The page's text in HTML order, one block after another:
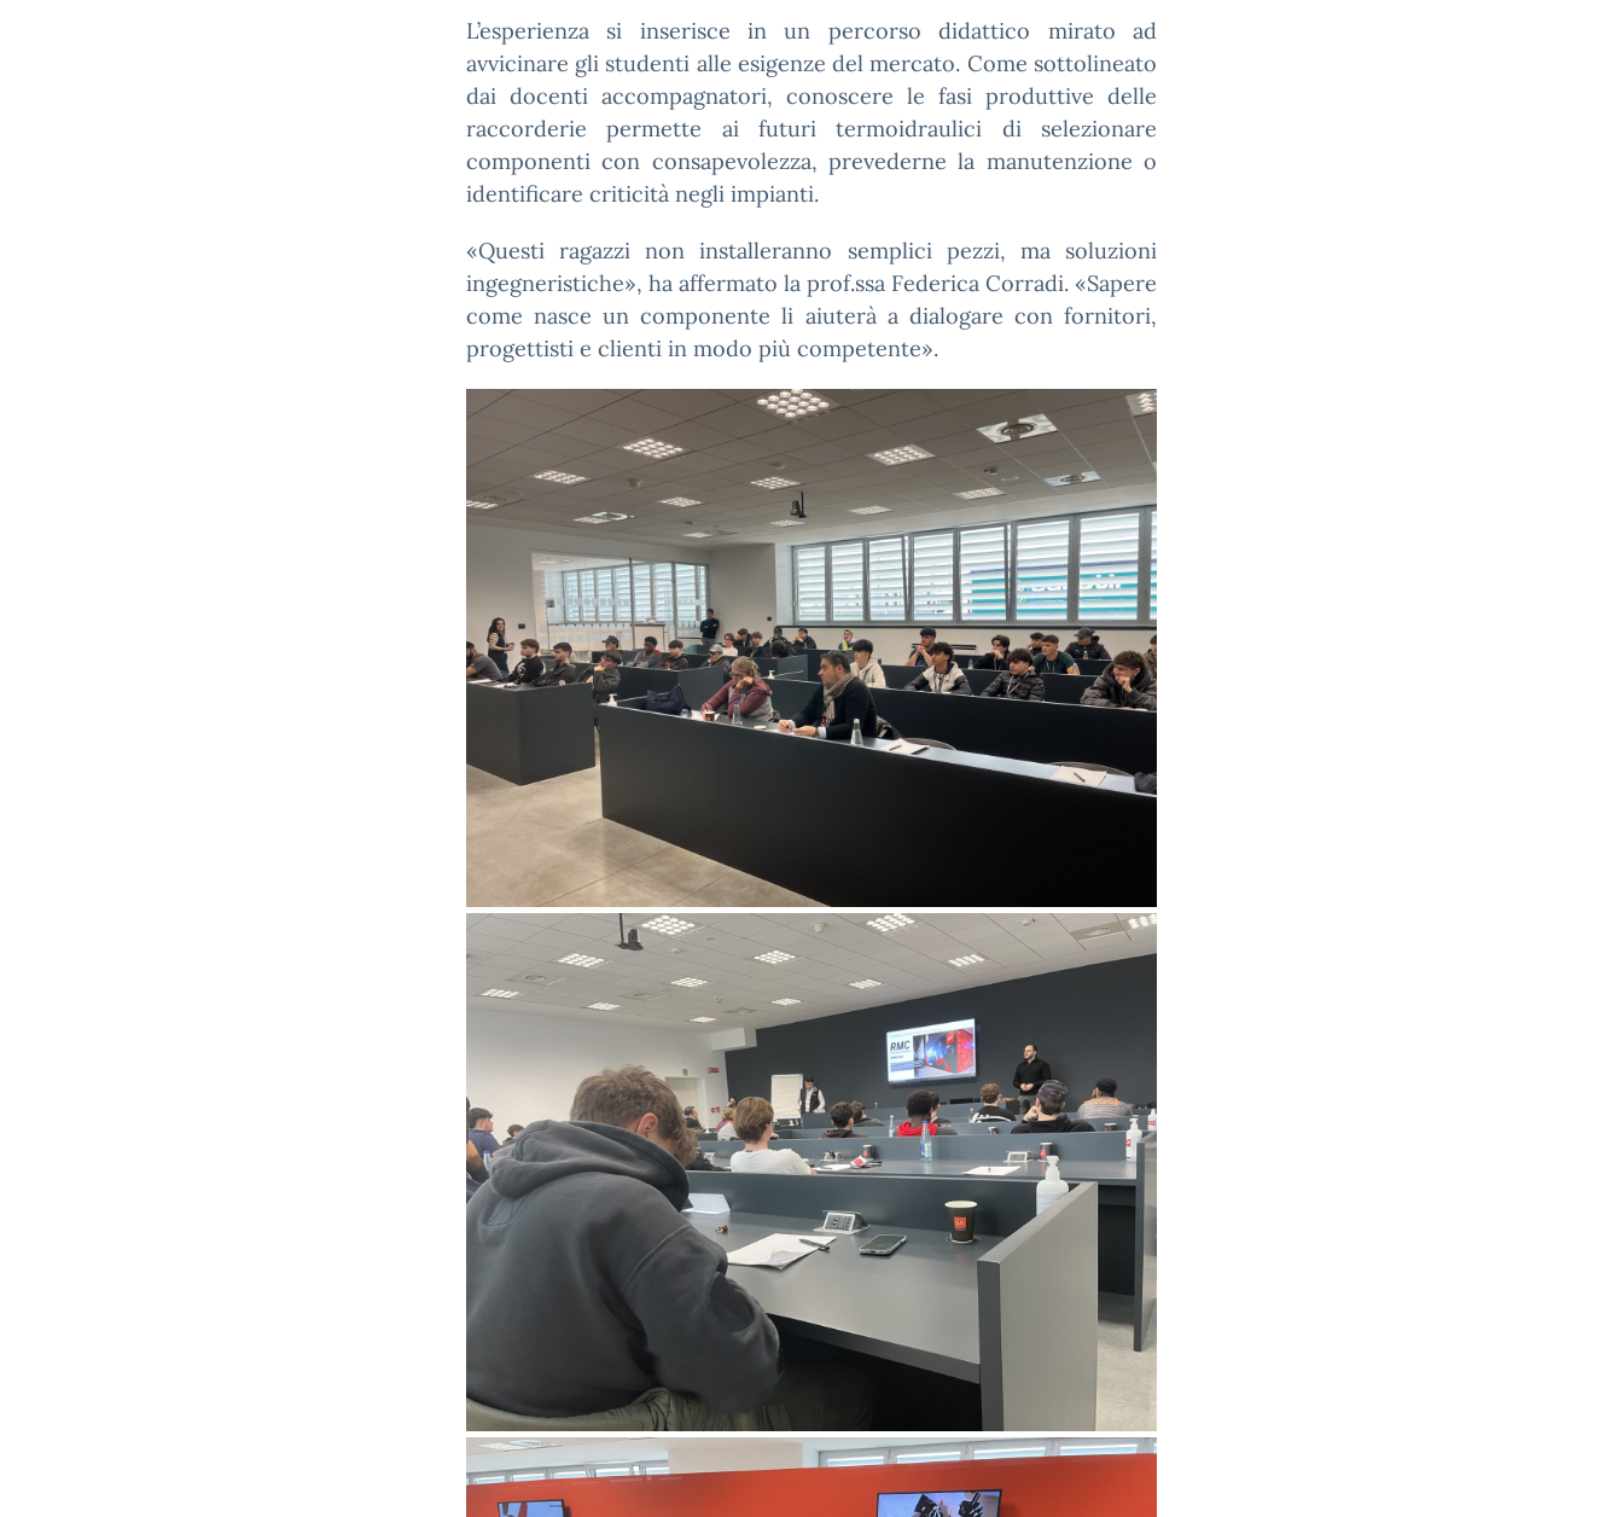
L’esperienza si inserisce in un percorso didattico mirato ad
avvicinare gli studenti alle esigenze del mercato. Come sottolineato
dai docenti accompagnatori, conoscere le fasi produttive delle
raccorderie permette ai futuri termoidraulici di selezionare
componenti con consapevolezza, prevederne la manutenzione o
identificare criticità negli impianti.
«Questi ragazzi non installeranno semplici pezzi, ma soluzioni
ingegneristiche», ha affermato la prof.ssa Federica Corradi. «Sapere
come nasce un componente li aiuterà a dialogare con fornitori,
progettisti e clienti in modo più competente».